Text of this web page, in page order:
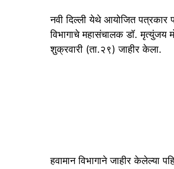
नवी दिल्ली येथे आयोजित पत्रकार
विभागाचे महासंचालक डॉ. मृत्युंजय
शुक्रवारी (ता.२९) जाहीर केला.
हवामान विभागाने जाहीर केलेल्या